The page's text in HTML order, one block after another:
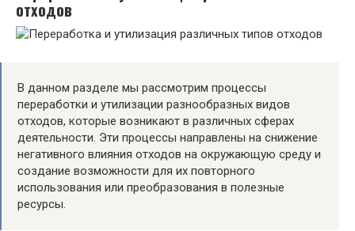
отходов
В данном разделе мы рассмотрим процессы
переработки и утилизации разнообразных видов
отходов, которые возникают в различных сферах
деятельности. Эти процессы направлены на снижение
негативного влияния отходов на окружающую среду и
создание возможности для их повторного
использования или преобразования в полезные
ресурсы.